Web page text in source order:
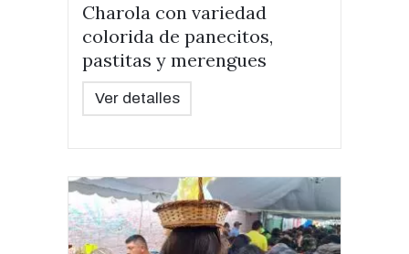
Charola con variedad
colorida de panecitos,
pastitas y merengues
Ver detalles